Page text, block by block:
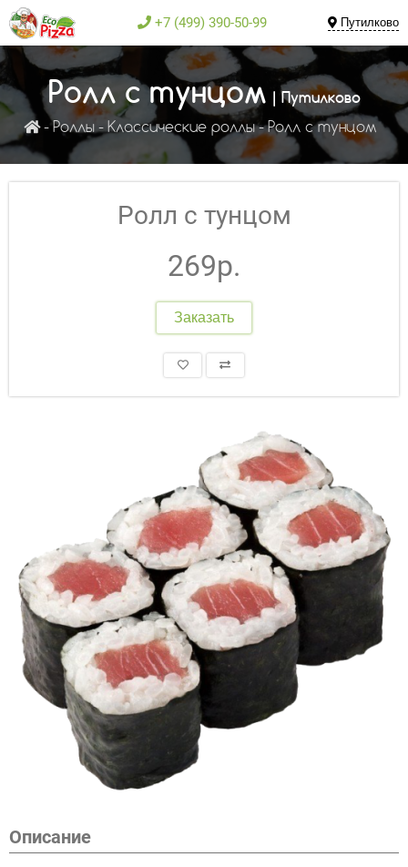
+7 (499) 390-50-99 Путилково
Ролл с тунцом | Путилково
Роллы Классические роллы Ролл с тунцом
Ролл с тунцом
269р.
Заказать
Описание